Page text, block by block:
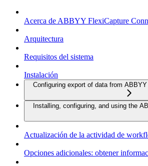
Acerca de ABBYY FlexiCapture
Arquitectura
Requisitos del sistema
Instalación
Configuring export of data from
Installing, configuring, and using the
Actualización de la actividad de
Opciones adicionales: obtener